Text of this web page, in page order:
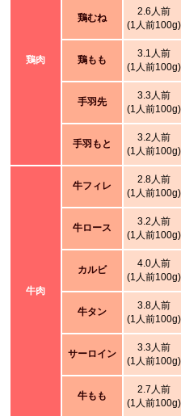
鶏肉
鶏むね
2.6人前
(1人前100g)
鶏もも
3.1人前
(1人前100g)
手羽先
3.3人前
(1人前100g)
手羽もと
3.2人前
(1人前100g)
牛肉
牛フィレ
2.8人前
(1人前100g)
牛ロース
3.2人前
(1人前100g)
カルビ
4.0人前
(1人前100g)
牛タン
3.8人前
(1人前100g)
サーロイン
3.3人前
(1人前100g)
牛もも
2.7人前
(1人前100g)